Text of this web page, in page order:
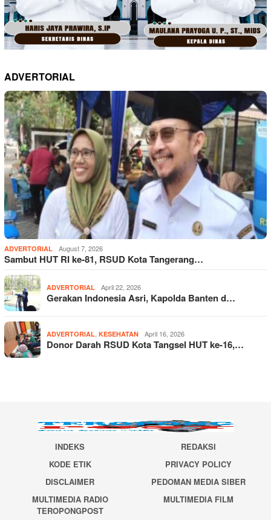
ADVERTORIAL
ADVERTORIAL August 7, 2026
Sambut HUT RI ke-81, RSUD Kota Tangerang…
ADVERTORIAL April 22, 2026
Gerakan Indonesia Asri, Kapolda Banten d…
ADVERTORIAL, KESEHATAN April 16, 2026
Donor Darah RSUD Kota Tangsel HUT ke-16,…
INDEKS
REDAKSI
KODE ETIK
PRIVACY POLICY
DISCLAIMER
PEDOMAN MEDIA SIBER
MULTIMEDIA RADIO
TEROPONGPOST
MULTIMEDIA FILM